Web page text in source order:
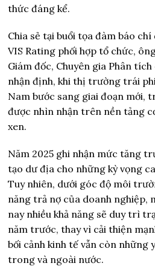
thức đáng kể.
Chia sẻ tại buổi tọa đàm báo chí
VIS Rating phối hợp tổ chức,
Giám đốc, Chuyên gia Phân
nhận định, khi thị trường trái
Nam bước sang giai đoạn mới,
được nhìn nhận trên nền tảng
xen.
Năm 2025 ghi nhận mức tăng
tạo dư địa cho những kỳ vọng
Tuy nhiên, dưới góc độ môi
năng trả nợ của doanh nghiệp,
nay nhiều khả năng sẽ duy trì
năm trước, thay vì cải thiện
bối cảnh kinh tế vẫn còn những
trong và ngoài nước.